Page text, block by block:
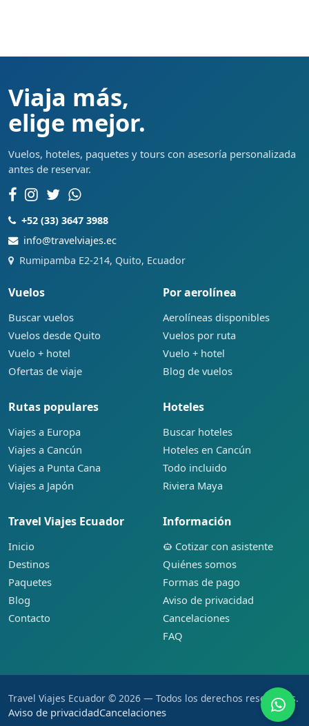
Viaja más,
elige mejor.
Vuelos, hoteles, paquetes y tours con asesoría personalizada
antes de reservar.
+52 (33) 3647 3988
info@travelviajes.ec
Rumipamba E2-214, Quito, Ecuador
Vuelos
Buscar vuelos
Vuelos desde Quito
Vuelo + hotel
Ofertas de viaje
Por aerolínea
Aerolíneas disponibles
Vuelos por ruta
Vuelo + hotel
Blog de vuelos
Rutas populares
Viajes a Europa
Viajes a Cancún
Viajes a Punta Cana
Viajes a Japón
Hoteles
Buscar hoteles
Hoteles en Cancún
Todo incluido
Riviera Maya
Travel Viajes Ecuador
Inicio
Destinos
Paquetes
Blog
Contacto
Información
Cotizar con asistente
Quiénes somos
Formas de pago
Aviso de privacidad
Cancelaciones
FAQ
Travel Viajes Ecuador © 2026 — Todos los derechos reservados.
Aviso de privacidadCancelaciones